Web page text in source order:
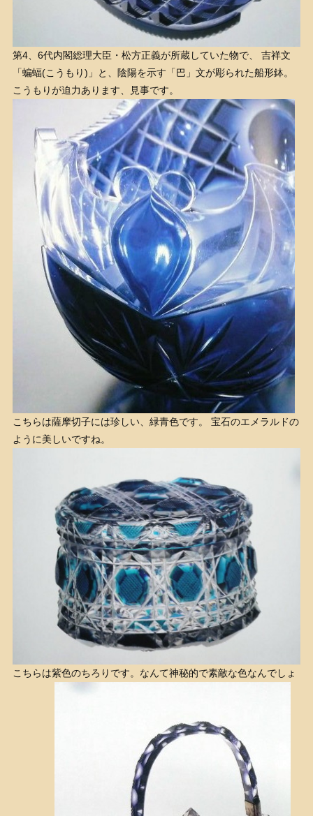
第4、6代内閣総理大臣・松方正義が所蔵していた物で、 吉祥文
「蝙蝠(こうもり)」と、陰陽を示す「巴」文が彫られた船形鉢。
こうもりが迫力あります、見事です。
こちらは薩摩切子には珍しい、緑青色です。 宝石のエメラルドの
ように美しいですね。
こちらは紫色のちろりです。なんて神秘的で素敵な色なんでしょ